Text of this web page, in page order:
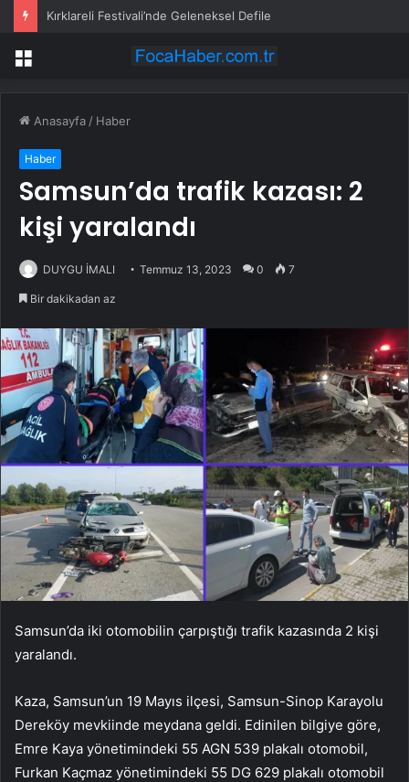
Kırklareli Festivali’nde Geleneksel Defile
Menü
Anasayfa / Haber
Haber
Samsun’da trafik kazası: 2
kişi yaralandı
DUYGU İMALI Temmuz 13, 2023 0 7
Bir dakikadan az
Samsun’da iki otomobilin çarpıştığı trafik kazasında 2 kişi
yaralandı.
Kaza, Samsun’un 19 Mayıs ilçesi, Samsun-Sinop Karayolu
Dereköy mevkiinde meydana geldi. Edinilen bilgiye göre,
Emre Kaya yönetimindeki 55 AGN 539 plakalı otomobil,
Furkan Kaçmaz yönetimindeki 55 DG 629 plakalı otomobil